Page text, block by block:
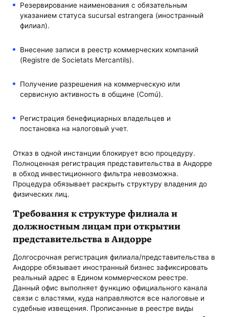
Резервирование наименования с обязательным
указанием статуса sucursal estrangera (иностранный
филиал).
Внесение записи в реестр коммерческих компаний
(Registre de Societats Mercantils).
Получение разрешения на коммерческую или
сервисную активность в общине (Comú).
Регистрация бенефициарных владельцев и
постановка на налоговый учет.
Отказ в одной инстанции блокирует всю процедуру.
Полноценная регистрация представительства в Андорре
в обход инвестиционного фильтра невозможна.
Процедура обязывает раскрыть структуру владения до
физических лиц.
Требования к структуре филиала и
должностным лицам при открытии
представительства в Андорре
Долгосрочная регистрация филиала/представительства в
Андорре обязывает иностранный бизнес зафиксировать
реальный адрес в Едином коммерческом реестре.
Данный офис выполняет функцию официального канала
связи с властями, куда направляются все налоговые и
судебные извещения. Прописанные в реестре виды